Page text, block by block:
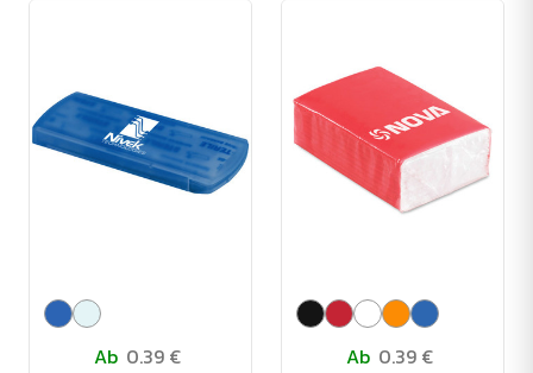
Ab 0.39 €
Ab 0.39 €